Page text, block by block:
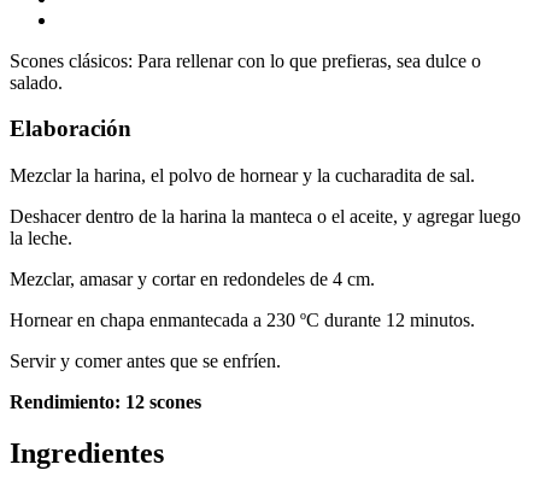
Scones clásicos: Para rellenar con lo que prefieras, sea dulce o
salado.
Elaboración
Mezclar la harina, el polvo de hornear y la cucharadita de sal.
Deshacer dentro de la harina la manteca o el aceite, y agregar luego
la leche.
Mezclar, amasar y cortar en redondeles de 4 cm.
Hornear en chapa enmantecada a 230 ºC durante 12 minutos.
Servir y comer antes que se enfríen.
Rendimiento: 12 scones
Ingredientes